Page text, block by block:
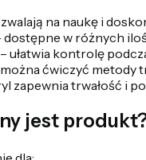
na naukę i
w różnych
ułatwia kontrolę
ćwiczyć metody
zapewnia trwałość i
jest